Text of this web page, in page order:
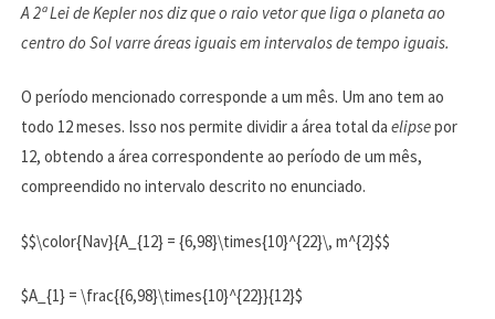
A 2ª Lei de Kepler nos diz que o raio vetor que liga o planeta ao
centro do Sol varre áreas iguais em intervalos de tempo iguais.
O período mencionado corresponde a um mês. Um ano tem ao
todo 12 meses. Isso nos permite dividir a área total da elipsepor
12, obtendo a área correspondente ao período de um mês,
compreendido no intervalo descrito no enunciado.
$$\color{Nav}{A_{12} = {6,98}\times{10}^{22}\, m^{2}$$
$A_{1} = \frac{{6,98}\times{10}^{22}}{12}$